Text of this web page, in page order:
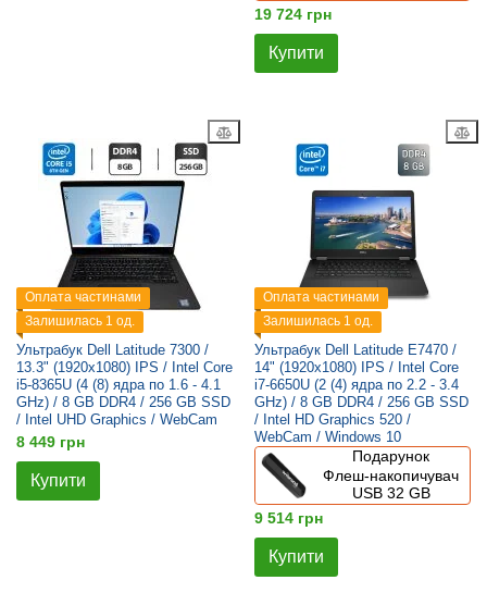
19 724 грн
Купити
Оплата частинами
Залишилась 1 од.
Ультрабук Dell Latitude 7300 /
13.3" (1920x1080) IPS / Intel Core
i5-8365U (4 (8) ядра по 1.6 - 4.1
GHz) / 8 GB DDR4 / 256 GB SSD
/ Intel UHD Graphics / WebCam
8 449 грн
Купити
Оплата частинами
Залишилась 1 од.
Ультрабук Dell Latitude E7470 /
14" (1920x1080) IPS / Intel Core
i7-6650U (2 (4) ядра по 2.2 - 3.4
GHz) / 8 GB DDR4 / 256 GB SSD
/ Intel HD Graphics 520 /
WebCam / Windows 10
Подарунок
Флеш-накопичувач
USB 32 GB
9 514 грн
Купити